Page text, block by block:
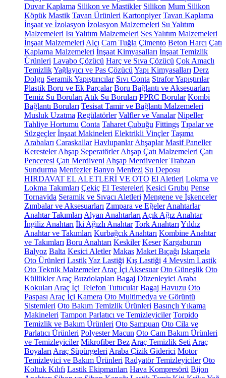
Duvar Kaplama Silikon ve Mastikler Silikon Mum Silikon
Köpük Mastik Tavan Ürünleri Kartonpiyer Tavan Kaplama
İnşaat ve İzolasyon İzolasyon Malzemeleri Su Yalıtım
Malzemeleri Isı Yalıtım Malzemeleri Ses Yalıtım Malzemeleri
İnşaat Malzemeleri Alçı Cam Tuğla Çimento Beton Harcı Çatı
Kaplama Malzemeleri İnşaat Kimyasalları İnşaat Temizlik
Ürünleri Lavabo Çözücü Harç ve Sıva Çözücü Çok Amaçlı
TemizlikYağlayıcı ve Pas Çözücü Yapı Kimyasalları Derz
Dolgu Seramik Yapıştırıcılar Sıvı Conta Strafor Yapıştırılar
Plastik Boru ve Ek Parçalar Boru Bağlantı ve Aksesuarları
Temiz Su Boruları Atık Su Boruları PPRC Borular Kombi
Bağlantı Boruları Tesisat Tamir ve Bağlantı Malzemeleri
Musluk Uzatma Regülatörler Valfler ve Vanalar Nipeller
Tahliye Hortumu Conta Taharet Çubuğu Fittings Tıpalar ve
Süzgeçler İnşaat Makineleri Elektrikli Vinçler Taşıma
Arabaları Caraskallar Havlupanlar Ahşaplar Masif Paneller
Keresteler Ahşap Seperatörler Ahşap Çatı Malzemeleri Çatı
Penceresi Çatı Merdiveni Ahşap Merdivenler Trabzan
Sundurma Menfezler Banyo Menfezi Su Deposu
HIRDAVAT EL ALETLERİ VE OTO El Aletleri Lokma ve
Lokma Takımları Çekiç El Testereleri Kesici Grubu Pense
Tornavida Seramik ve Sıvacı Aletleri Mengene ve İşkenceler
Zımbalar ve Aksesuarları Zımpara ve Eğeler Anahtarlar
Anahtar Takımları Alyan Anahtarları Açık Ağız Anahtar
İngiliz Anahtarı İki Ağızlı Anahtar Tork Anahtarı Yıldız
Anahtar ve Takımları Kurbağcık Anahtarı Kombine Anahtar
ve Takımları Boru Anahtarı Keskiler Keser Kargaburun
Balyoz Balta Kesici Aletler Makas Maket Bıçağı Iskarpela
Oto Ürünleri LastikYaz Lastiği Kış Lastiği 4 Mevsim Lastik
Oto Teknik Malzemeler Araç İçi Aksesuar Oto Güneşlik Oto
Küllükler Araç Buzdolapları Bagaj Düzenleyici Araba
Kokuları Araç İçi Telefon Tutucular Bagaj Havuzu Oto
Paspası Araç İçi Kamera Oto Multimedya ve Görüntü
Sistemleri Oto Bakım Temizlik Ürünleri Basınçlı Yıkama
Makineleri Tampon Parlatıcı ve Temizleyiciler Torpido
Temizlik ve Bakım Ürünleri Oto Şampuan Oto Cila ve
Parlatıcı Ürünleri Polyester Macun Oto Cam Bakım Ürünleri
ve Temizleyiciler Mikrofiber Bez Araç Temizlik Seti Araç
Boyaları Araç Süpürgeleri Araba Çizik Giderici Motor
Temizleyici ve Bakım Ürünleri Radyatör Temizleyiciler Oto
Koltuk Kılıfı Lastik Ekipmanları Hava Kompresörü Bijon